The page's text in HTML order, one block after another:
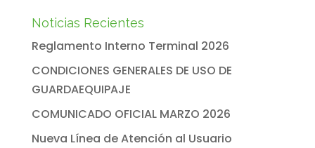
Noticias Recientes
Reglamento Interno Terminal 2026
CONDICIONES GENERALES DE USO DE
GUARDAEQUIPAJE
COMUNICADO OFICIAL MARZO 2026
Nueva Línea de Atención al Usuario